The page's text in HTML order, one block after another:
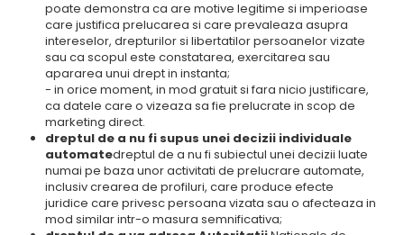
poate demonstra ca are motive legitime si imperioase
care justifica prelucarea si care prevaleaza asupra
intereselor, drepturilor si libertatilor persoanelor vizate
sau ca scopul este constatarea, exercitarea sau
apararea unui drept in instanta;
- in orice moment, in mod gratuit si fara nicio justificare,
ca datele care o vizeaza sa fie prelucrate in scop de
marketing direct.
dreptul de a nu fi supus unei decizii individuale
automatedreptul de a nu fi subiectul unei decizii luate
numai pe baza unor activitati de prelucrare automate,
inclusiv crearea de profiluri, care produce efecte
juridice care privesc persoana vizata sau o afecteaza in
mod similar intr-o masura semnificativa;